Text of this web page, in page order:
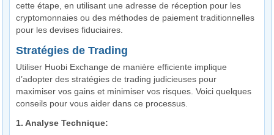
cette étape, en utilisant une adresse de réception pour les
cryptomonnaies ou des méthodes de paiement traditionnelles
pour les devises fiduciaires.
Stratégies de Trading
Utiliser Huobi Exchange de manière efficiente implique
d’adopter des stratégies de trading judicieuses pour
maximiser vos gains et minimiser vos risques. Voici quelques
conseils pour vous aider dans ce processus.
1. Analyse Technique: